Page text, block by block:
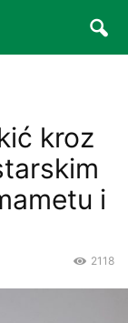
kroz
i
2118